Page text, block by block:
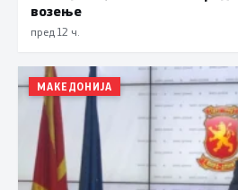
возење
пред 12 ч.
МАКЕДОНИЈА